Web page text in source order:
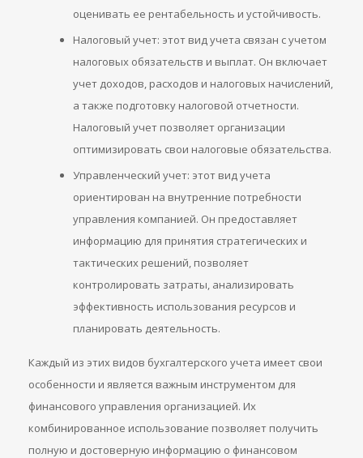
оценивать ее рентабельность и устойчивость.
Налоговый учет: этот вид учета связан с учетом
налоговых обязательств и выплат. Он включает
учет доходов, расходов и налоговых начислений,
а также подготовку налоговой отчетности.
Налоговый учет позволяет организации
оптимизировать свои налоговые обязательства.
Управленческий учет: этот вид учета
ориентирован на внутренние потребности
управления компанией. Он предоставляет
информацию для принятия стратегических и
тактических решений, позволяет
контролировать затраты, анализировать
эффективность использования ресурсов и
планировать деятельность.
Каждый из этих видов бухгалтерского учета имеет свои
особенности и является важным инструментом для
финансового управления организацией. Их
комбинированное использование позволяет получить
полную и достоверную информацию о финансовом